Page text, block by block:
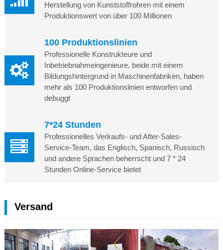
Herstellung von Kunststoffrohren mit einem
Produktionswert von über 100 Millionen
100 Produktionslinien
Professionelle Konstrukteure und
Inbetriebnahmeingenieure, beide mit einem
Bildungshintergrund in Maschinenfabriken, haben
mehr als 100 Produktionslinien entworfen und
debuggt
7*24 Stunden
Professionelles Verkaufs- und After-Sales-
Service-Team, das Englisch, Spanisch, Russisch
und andere Sprachen beherrscht und 7 * 24
Stunden Online-Service bietet
Versand